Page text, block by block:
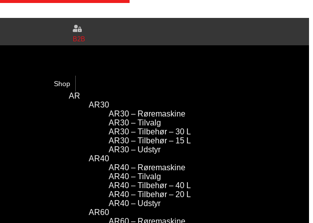
B2B
Shop
AR
AR30
AR30 – Røremaskine
AR30 – Tilvalg
AR30 – Tilbehør – 30 L
AR30 – Tilbehør – 15 L
AR30 – Udstyr
AR40
AR40 – Røremaskine
AR40 – Tilvalg
AR40 – Tilbehør – 40 L
AR40 – Tilbehør – 20 L
AR40 – Udstyr
AR60
AR60 – Røremaskine